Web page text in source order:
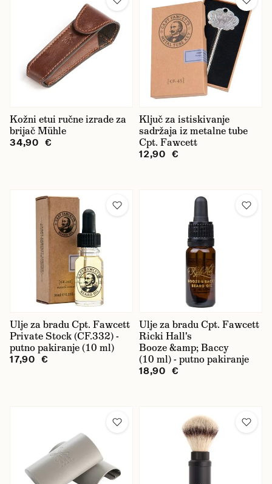
Kožni etui ručne izrade za
brijač Mühle
34,90 €
Ključ za istiskivanje
sadržaja iz metalne tube
Cpt. Fawcett
12,90 €
Ulje za bradu Cpt. Fawcett
Private Stock (CF.332) -
putno pakiranje (10 ml)
17,90 €
Ulje za bradu Cpt. Fawcett
Ricki Hall's
Booze &amp; Baccy
(10 ml) - putno pakiranje
18,90 €